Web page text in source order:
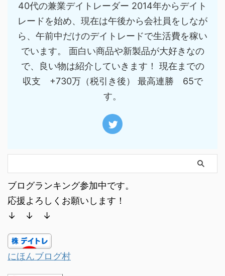
40代の兼業デイトレーダー 2014年からデイト
レードを始め、現在は午後から会社員をしなが
ら、午前中だけのデイトレードで生活費を稼い
でいます。 面白い商品や新製品が大好きなの
で、良い物は紹介していきます！ 現在までの
収支 +730万（税引き後） 最高連勝 65で
す。
ブログランキング参加中です。
応援よろしくお願いします！
↓ ↓ ↓
にほんブログ村